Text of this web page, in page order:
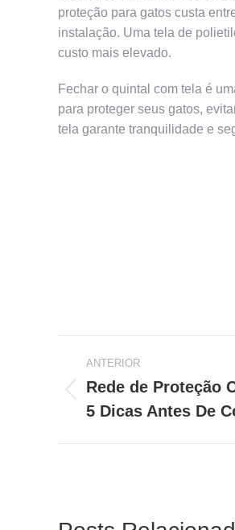
proteção para gatos custa
instalação. Uma tela de
custo mais elevado.
Fechar o quintal com tela é
para proteger seus gatos,
tela garante tranquilidade e
Navegação
ANTERIOR
anterior:
Rede de Proteção
5 Dicas Antes De